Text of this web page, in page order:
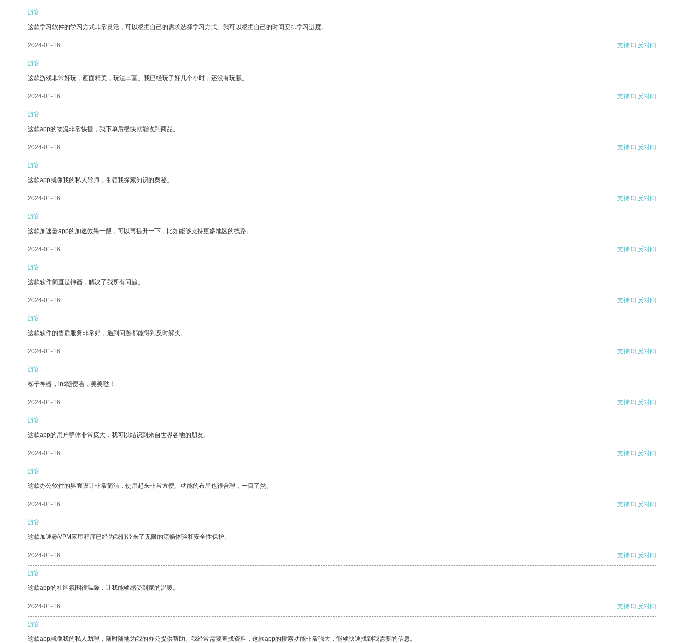
游客
这款学习软件的学习方式非常灵活，可以根据自己的需求选择学习方式。我可以根据自己的时间安排学习进度。
2024-01-16 支持[0] 反对[0]
游客
这款游戏非常好玩，画面精美，玩法丰富。我已经玩了好几个小时，还没有玩腻。
2024-01-16 支持[0] 反对[0]
游客
这款app的物流非常快捷，我下单后很快就能收到商品。
2024-01-16 支持[0] 反对[0]
游客
这款app就像我的私人导师，带领我探索知识的奥秘。
2024-01-16 支持[0] 反对[0]
游客
这款加速器app的加速效果一般，可以再提升一下，比如能够支持更多地区的线路。
2024-01-16 支持[0] 反对[0]
游客
这款软件简直是神器，解决了我所有问题。
2024-01-16 支持[0] 反对[0]
游客
这款软件的售后服务非常好，遇到问题都能得到及时解决。
2024-01-16 支持[0] 反对[0]
游客
梯子神器，ins随便看，美美哒！
2024-01-16 支持[0] 反对[0]
游客
这款app的用户群体非常庞大，我可以结识到来自世界各地的朋友。
2024-01-16 支持[0] 反对[0]
游客
这款办公软件的界面设计非常简洁，使用起来非常方便。功能的布局也很合理，一目了然。
2024-01-16 支持[0] 反对[0]
游客
这款加速器VPM应用程序已经为我们带来了无限的流畅体验和安全性保护。
2024-01-16 支持[0] 反对[0]
游客
这款app的社区氛围很温馨，让我能够感受到家的温暖。
2024-01-16 支持[0] 反对[0]
游客
这款app就像我的私人助理，随时随地为我的办公提供帮助。我经常需要查找资料，这款app的搜索功能非常强大，能够快速找到我需要的信息。